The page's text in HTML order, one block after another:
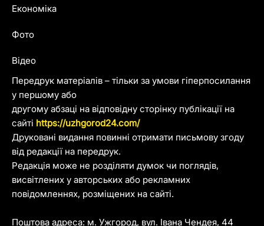
Передрук матеріалів – тільки за умови гіперпосилання
у першому або
другому абзаці на відповідну сторінку публікації на
сайті https://uzhgorod24.com/
Друковані видання повинні отримати письмову згоду
від редакції на передрук.
Редакція може не розділяти думок чи поглядів,
висвітлених у авторських або рекламних
повідомленнях, розміщених на сайті.
Поштова адреса: м. Ужгород, вул. Івана Чендея, 44
Економіка
Фото
Відео